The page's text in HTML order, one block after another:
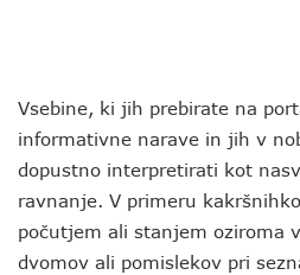
Vsebine, ki jih prebirate na
informativne narave in jih v
dopustno interpretirati kot
ravnanje. V primeru
počutjem ali stanjem oziroma
dvomov ali pomislekov pri